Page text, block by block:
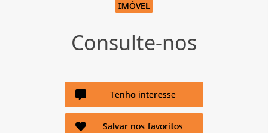
IMÓVEL
Consulte-nos
Tenho interesse
Salvar nos favoritos